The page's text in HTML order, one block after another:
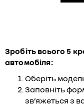
Зробіть всього 5
автомобіля:
Оберіть
Заповніть
зв’яжеться з